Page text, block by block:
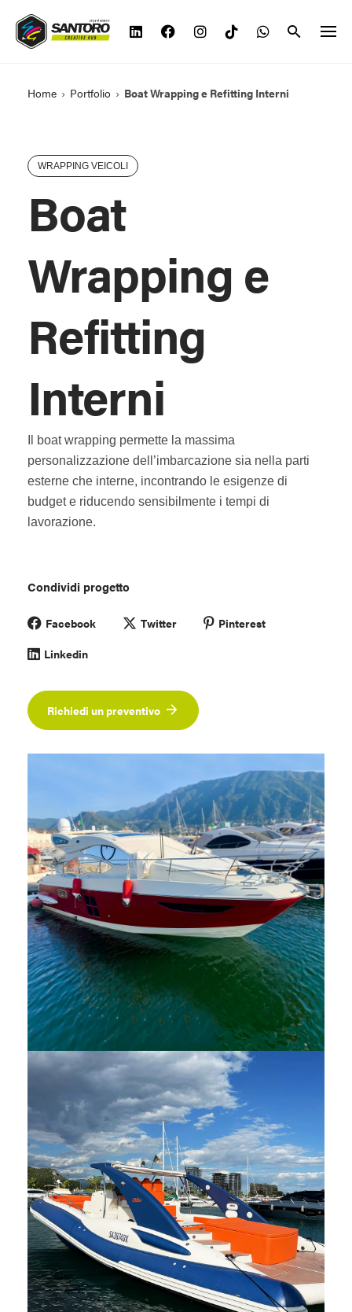
contenuto
Home › Portfolio › Boat Wrapping e Refitting Interni
WRAPPING VEICOLI
Boat
Wrapping e
Refitting
Interni
Il boat wrapping permette la massima
personalizzazione dell’imbarcazione sia nella parti
esterne che interne, incontrando le esigenze di
budget e riducendo sensibilmente i tempi di
lavorazione.
Condividi progetto
Facebook Twitter
Pinterest
Linkedin
Richiedi un preventivo